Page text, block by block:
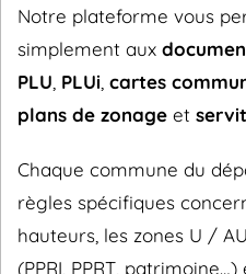
Notre plateforme vous
simplement aux
PLU PLUi cartes
plans de zonage et
Chaque commune du
règles spécifiques
hauteurs, les zones U /
(PPRI, PPRT,